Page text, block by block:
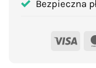
Bezpieczna
Visa